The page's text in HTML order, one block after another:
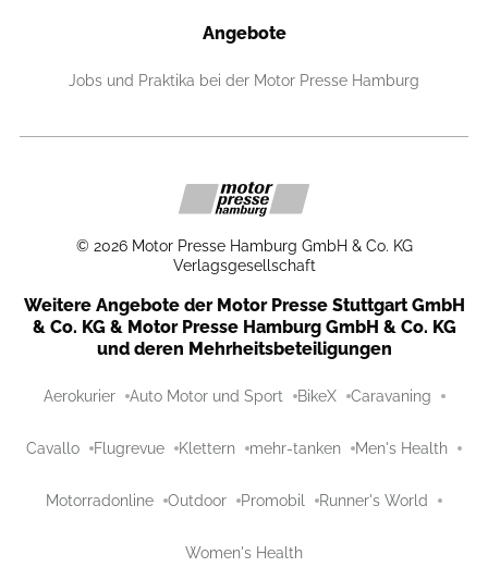
Angebote
Jobs und Praktika bei der Motor Presse Hamburg
© 2026 Motor Presse Hamburg GmbH & Co. KG
Verlagsgesellschaft
Weitere Angebote der Motor Presse Stuttgart GmbH
& Co. KG & Motor Presse Hamburg GmbH & Co. KG
und deren Mehrheitsbeteiligungen
Aerokurier Auto Motor und Sport BikeX Caravaning
Cavallo Flugrevue Klettern mehr-tanken Men's Health
Motorradonline Outdoor Promobil Runner's World
Women's Health